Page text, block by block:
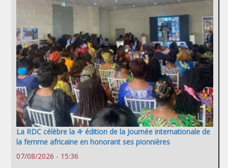
La RDC célèbre la 4ᵉ édition de la Journée internationale de
la femme africaine en honorant ses pionnières
07/08/2026 - 15:36